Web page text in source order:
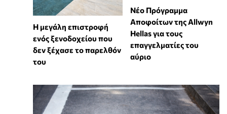
Η μεγάλη επιστροφή
ενός ξενοδοχείου που
δεν ξέχασε το παρελθόν
του
Νέο Πρόγραμμα
Αποφοίτων της Allwyn
Hellas για τους
επαγγελματίες του
αύριο